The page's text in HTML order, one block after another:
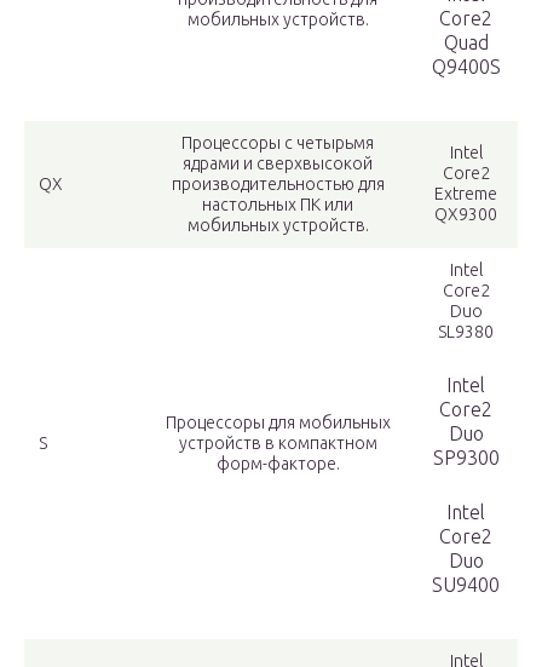
мобильных устройств.
Core2
Quad
Q9400S
QX
Процессоры с четырьмя
ядрами и сверхвысокой
производительностью для
настольных ПК или
мобильных устройств.
Intel
Core2
Extreme
QX9300
S
Процессоры для мобильных
устройств в компактном
форм-факторе.
Intel
Core2
Duo
SL9380
Intel
Core2
Duo
SP9300
Intel
Core2
Duo
SU9400
Intel